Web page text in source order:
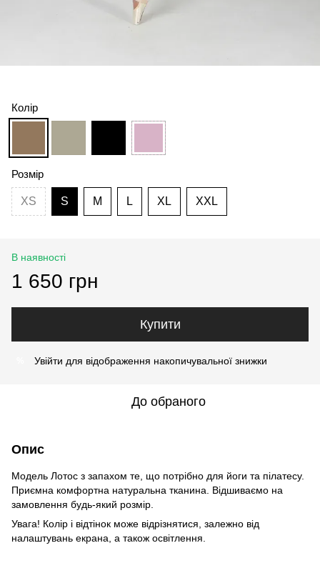
Колір
Розмір
XS S M L XL XXL
В наявності
1 650 грн
Купити
Увійти для відображення накопичувальної знижки
До обраного
Опис
Модель Лотос з запахом те, що потрібно для йоги та пілатесу.
Приємна комфортна натуральна тканина. Відшиваємо на
замовлення будь-який розмір.
Увага! Колір і відтінок може відрізнятися, залежно від
налаштувань екрана, а також освітлення.